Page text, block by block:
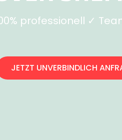
professionell ✓
JETZT UNVERBINDLICH